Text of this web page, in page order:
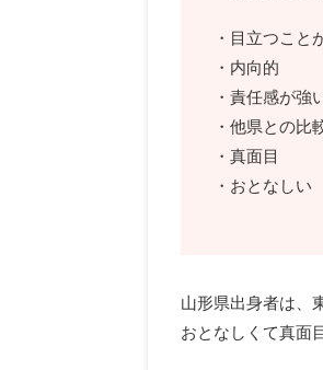
・目立つこと
・内向的
・責任感が強
・他県との比
・真面目
・おとなしい
山形県出身者は、
おとなしくて真面